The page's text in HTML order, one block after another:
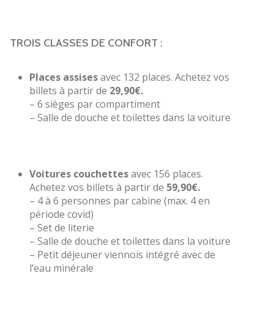
TROIS CLASSES DE CONFORT :
Places assisesavec 132 places. Achetez vos
billets à partir de 29,90€.
– 6 sièges par compartiment
– Salle de douche et toilettes dans la voiture
Voitures couchettesavec 156 places.
Achetez vos billets à partir de 59,90€.
– 4 à 6 personnes par cabine (max. 4 en
période covid)
– Set de literie
– Salle de douche et toilettes dans la voiture
– Petit déjeuner viennois intégré avec de
l’eau minérale